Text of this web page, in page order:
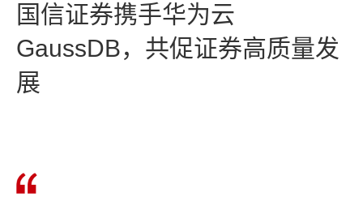
国信证券携手华为云
GaussDB，共促证券高质量发
展